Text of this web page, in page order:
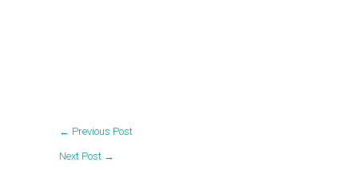
← Previous Post
Next Post →